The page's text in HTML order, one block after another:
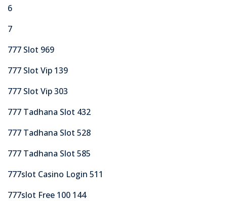
6
7
777 Slot 969
777 Slot Vip 139
777 Slot Vip 303
777 Tadhana Slot 432
777 Tadhana Slot 528
777 Tadhana Slot 585
777slot Casino Login 511
777slot Free 100 144